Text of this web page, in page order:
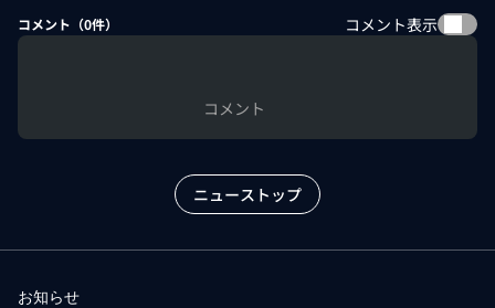
コメント（0件） コメント表示
コメント
ニューストップ
お知らせ